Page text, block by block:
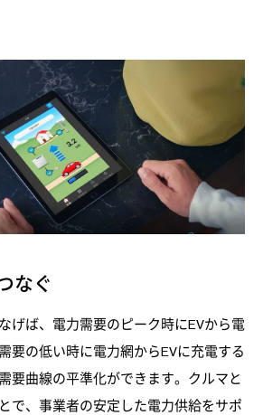
なぐ
げば、電力需要のピーク時にEVから電
要の低い時に電力網からEVに充電する
要曲線の平準化ができます。クルマと
で、事業者の安定した電力供給をサポ